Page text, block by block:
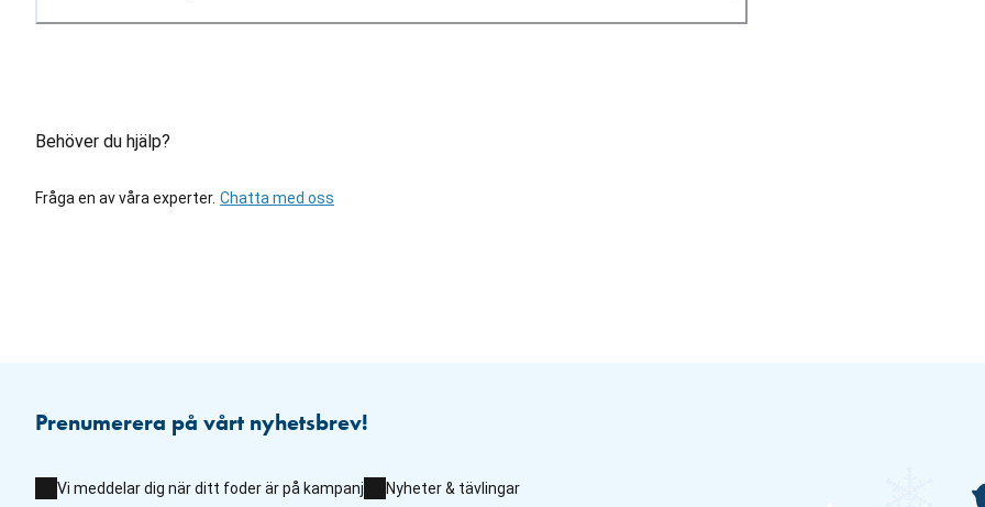
Behöver du hjälp?
Fråga en av våra experter. Chatta med oss
Prenumerera på vårt nyhetsbrev!
Vi meddelar dig när ditt foder är på kampanj Nyheter & tävlingar